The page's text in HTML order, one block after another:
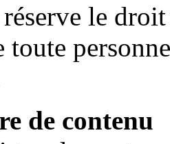
le
toute
de contenu